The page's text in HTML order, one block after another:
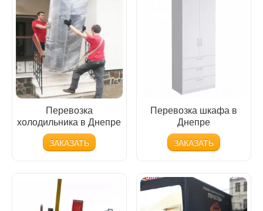
Перевозка
холодильника в Днепре
ЗАКАЗАТЬ
Перевозка шкафа в
Днепре
ЗАКАЗАТЬ